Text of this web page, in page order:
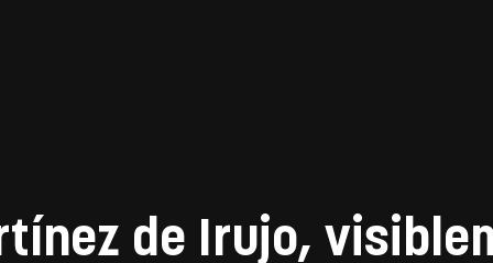
de Irujo,